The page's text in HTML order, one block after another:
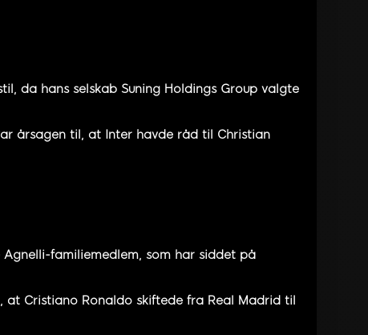
da hans selskab Suning Holdings Group valgte
årsagen til, at Inter havde råd til Christian
familiemedlem, som har siddet på
Cristiano Ronaldo skiftede fra Real Madrid til